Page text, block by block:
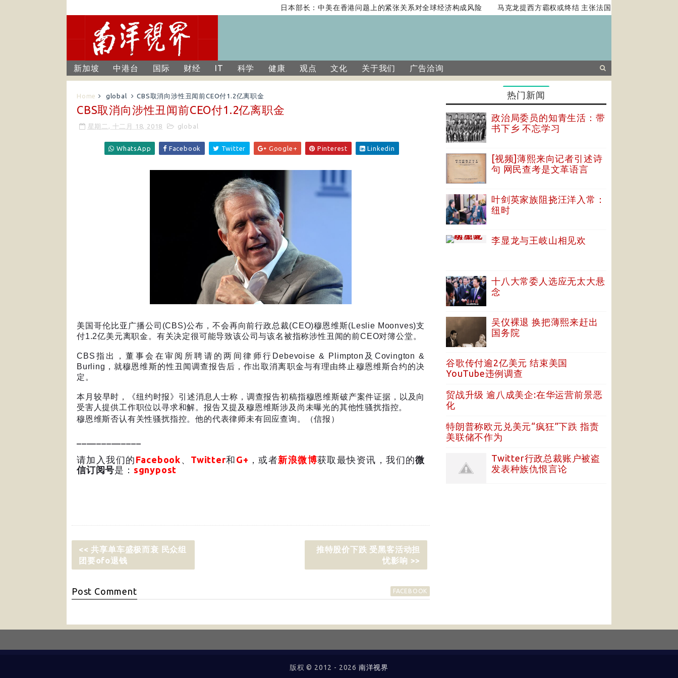
日本部长：中美在香港问题上的紧张关系对全球经济构成风险 马克龙提西方霸权或终结 主张法国扮演平衡角色
新加坡 中港台 国际 财经 IT 科学 健康 观点 文化 关于我们 广告洽询
Home global CBS取消向涉性丑闻前CEO付1.2亿离职金
CBS取消向涉性丑闻前CEO付1.2亿离职金
星期二, 十二月 18, 2018 global
WhatsApp Facebook Twitter Google+ Pinterest Linkedin
美国哥伦比亚广播公司 (CBS)公布，不会再向前行政总裁(CEO)穆恩维斯(Leslie Moonves)支
付1.2亿美元离职金。有关决定很可能导致该公司与该名被指称涉性丑闻的前CEO对簿公堂。
CBS 指出，董事会在审阅所聘请的两间律师行 Debevoise & Plimpton 及 Covington &
Burling ，就穆恩维斯的性丑闻调查报告后，作出取消离职金与有理由终止穆恩维斯合约的决
定。
本月较早时，《纽约时报》引述消息人士称，调查报告初稿指穆恩维斯破产案件证据，以及向
受害人提供工作职位以寻求和解。报告又提及穆恩维斯涉及尚未曝光的其他性骚扰指控。
穆恩维斯否认有关性骚扰指控。他的代表律师未有回应查询。（信报）
请加入我们的 Facebook 、 Twitter和 G+ ，或者新浪微博获取最快资讯，我们的微
信订阅号是： sgnypost
<< 共享单车盛极而衰 民众组
团要ofo退钱
推特股价下跌 受黑客活动担
忧影响 >>
Post Comment FACEBOOK
热门新闻
政治局委员的知青生活：带
书下乡 不忘学习
[视频]薄熙来向记者引述诗
句 网民查考是文革语言
叶剑英家族阻挠汪洋入常：
纽时
李显龙与王岐山相见欢
十八大常委人选应无太大悬
念
吴仪裸退 换把薄熙来赶出
国务院
谷歌传付逾2亿美元 结束美国
YouTube违例调查
贸战升级 逾八成美企:在华运营前景恶
化
特朗普称欧元兑美元“疯狂”下跌 指责
美联储不作为
Twitter行政总裁账户被盗
发表种族仇恨言论
版权 © 2012 - 2026 南洋视界